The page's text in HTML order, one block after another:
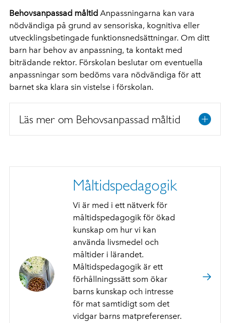
Behovsanpassad måltid Anpassningarna kan vara
nödvändiga på grund av sensoriska, kognitiva eller
utvecklingsbetingade funktionsnedsättningar. Om ditt
barn har behov av anpassning, ta kontakt med
biträdande rektor. Förskolan beslutar om eventuella
anpassningar som bedöms vara nödvändiga för att
barnet ska klara sin vistelse i förskolan.
Läs mer om Behovsanpassad måltid
Måltidspedagogik
Vi är med i ett nätverk för
måltidspedagogik för ökad
kunskap om hur vi kan
använda livsmedel och
måltider i lärandet.
Måltidspedagogik är ett
förhållningssätt som ökar
barns kunskap och intresse
för mat samtidigt som det
vidgar barns matpreferenser.